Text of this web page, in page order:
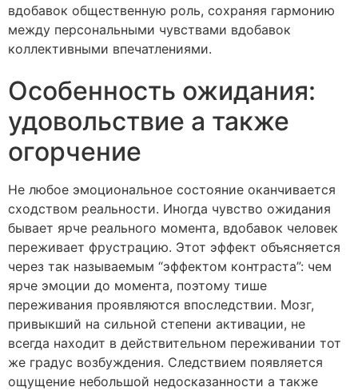
вдобавок общественную роль, сохраняя гармонию
между персональными чувствами вдобавок
коллективными впечатлениями.
Особенность ожидания:
удовольствие а также
огорчение
Не любое эмоциональное состояние оканчивается
сходством реальности. Иногда чувство ожидания
бывает ярче реального момента, вдобавок человек
переживает фрустрацию. Этот эффект объясняется
через так называемым “эффектом контраста”: чем
ярче эмоции до момента, поэтому тише
переживания проявляются впоследствии. Мозг,
привыкший на сильной степени активации, не
всегда находит в действительном переживании тот
же градус возбуждения. Следствием появляется
ощущение небольшой недосказанности а также